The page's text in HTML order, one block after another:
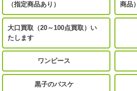
（指定商品あり）
商品）
大口買取（20～100点買取）い
たします
ワンピース
黒子のバスケ